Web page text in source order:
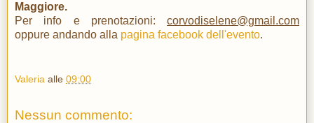
Maggiore.
Per info e prenotazioni: corvodiselene@gmail.com
oppure andando alla pagina facebook dell'evento.
Valeria alle 09:00
Nessun commento: